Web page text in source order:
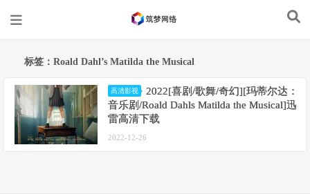
标签：Roald Dahl’s Matilda the Musical
高清影视
2022[喜剧/歌舞/奇幻][玛蒂尔达：
音乐剧/Roald Dahls Matilda the Musical]迅
雷高清下载
2022-12-26